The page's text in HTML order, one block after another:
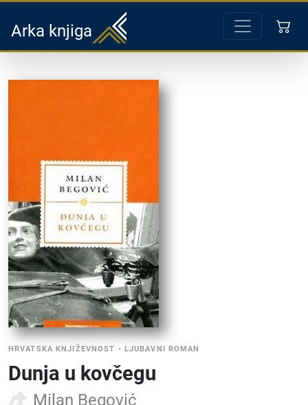
Arka knjiga
HRVATSKA KNJIŽEVNOST • LJUBAVNI ROMAN
Dunja u kovčegu
Milan Begović